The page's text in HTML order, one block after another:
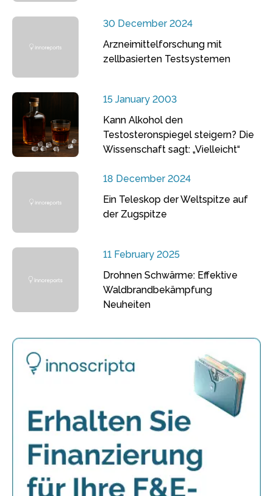
30 December 2024
Arzneimittelforschung mit
zellbasierten Testsystemen
15 January 2003
Kann Alkohol den
Testosteronspiegel steigern? Die
Wissenschaft sagt: „Vielleicht“
18 December 2024
Ein Teleskop der Weltspitze auf
der Zugspitze
11 February 2025
Drohnen Schwärme: Effektive
Waldbrandbekämpfung
Neuheiten